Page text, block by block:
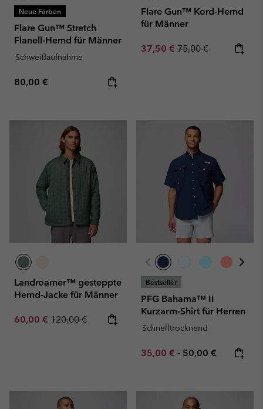
Neue Farben
Flare Gun™ Stretch
Flanell-Hemd für Männer
Schweißaufnahme
Regular price:
80,00 €
Flare Gun™ Kord-Hemd
für Männer
Sale price:
37,50 € Regular price:
75,00 €
Landroamer™ gesteppte
Hemd-Jacke für Männer
Sale price:
60,00 € Regular price:
120,00 €
Bestseller
PFG Bahama™ II
Kurzarm-Shirt für Herren
Schnelltrocknend
Minimum sale price:
35,00 € - Maximum price:
50,00 €